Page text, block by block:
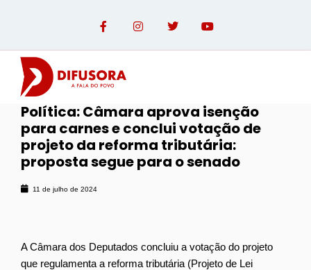
Política: Câmara aprova isenção
para carnes e conclui votação de
projeto da reforma tributária:
proposta segue para o senado
11 de julho de 2024
A Câmara dos Deputados concluiu a votação do projeto
que regulamenta a reforma tributária (Projeto de Lei